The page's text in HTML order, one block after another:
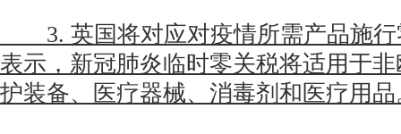
3. 英国将对应对疫情所需产品施行
表示，新冠肺炎临时零关税将适用于
护装备、医疗器械、消毒剂和医疗用品